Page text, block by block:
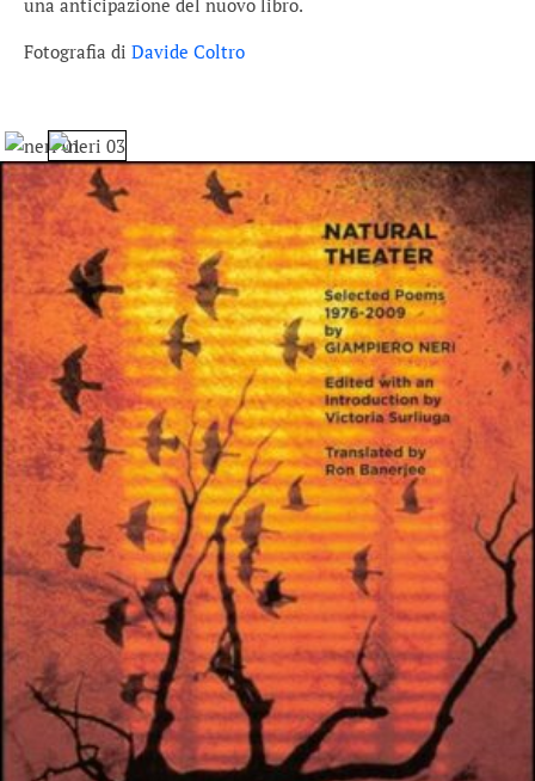
una anticipazione del nuovo libro.
Fotografia di Davide Coltro